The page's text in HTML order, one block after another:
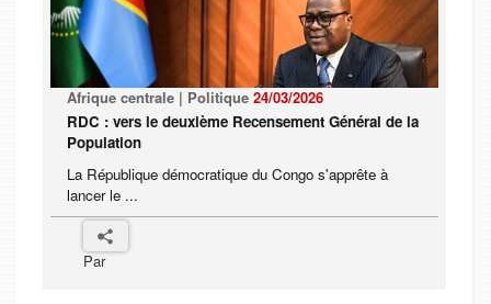
Afrique centrale | Politique 24/03/2026
RDC : vers le deuxième Recensement Général de la
Population
La République démocratique du Congo s'apprête à
lancer le ...
Par